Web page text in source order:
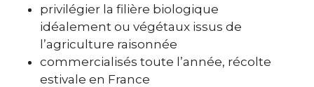
privilégier la filière biologique
idéalement ou végétaux issus de
l’agriculture raisonnée
commercialisés toute l’année, récolte
estivale en France